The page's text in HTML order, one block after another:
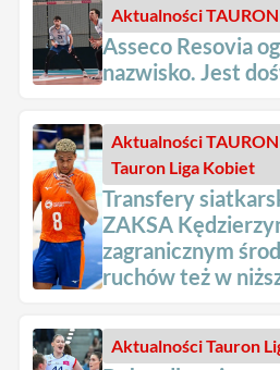
Aktualności
Asseco Resovia
nazwisko. Jest
Aktualności
Tauron Liga Kobiet
Transfery
ZAKSA
zagranicznym
ruchów też w
AktualnościTauron